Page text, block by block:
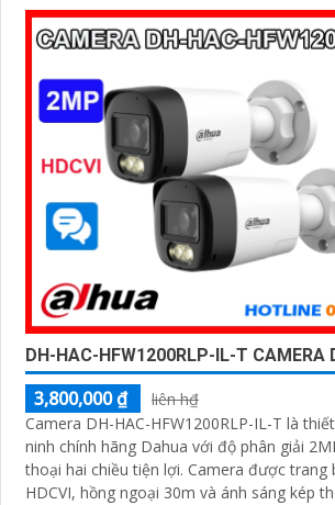
DH-HAC-HFW1200RLP-IL-T CAMERA
3,800,000 ₫
liên h₫
Camera DH-HAC-HFW1200RLP-IL-T là
ninh chính hãng Dahua với độ phân giải
thoại hai chiều tiện lợi. Camera được trang bị công nghệ
HDCVI, hồng ngoại 30m và ánh sáng kép